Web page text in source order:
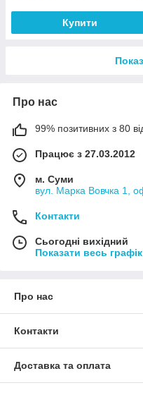
Купити
Про нас
99% позитивних з 80
Працює з 27.03.2012
м. Суми
вул. Марка Вовчка 1,
Контакти
Сьогодні вихідний
Показати весь
Про нас
Контакти
Доставка та оплата